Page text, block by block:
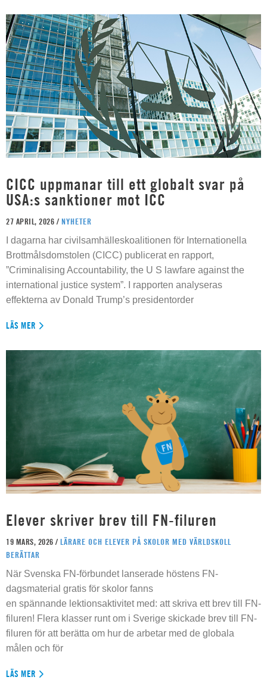
CICC uppmanar till ett globalt svar på
USA:s sanktioner mot ICC
27 APRIL, 2026 / NYHETER
I dagarna har civilsamhälleskoalitionen för Internationella
Brottmålsdomstolen (CICC) publicerat en rapport,
”Criminalising Accountability, the U S lawfare against the
international justice system”. I rapporten analyseras
effekterna av Donald Trump’s presidentorder
LÄS MER
Elever skriver brev till FN-filuren
19 MARS, 2026 / LÄRARE OCH ELEVER PÅ SKOLOR MED VÄRLDSKOLL
BERÄTTAR
När Svenska FN-förbundet lanserade höstens FN-
dagsmaterial gratis för skolor fanns
en spännande lektionsaktivitet med: att skriva ett brev till FN-
filuren! Flera klasser runt om i Sverige skickade brev till FN-
filuren för att berätta om hur de arbetar med de globala
målen och för
LÄS MER